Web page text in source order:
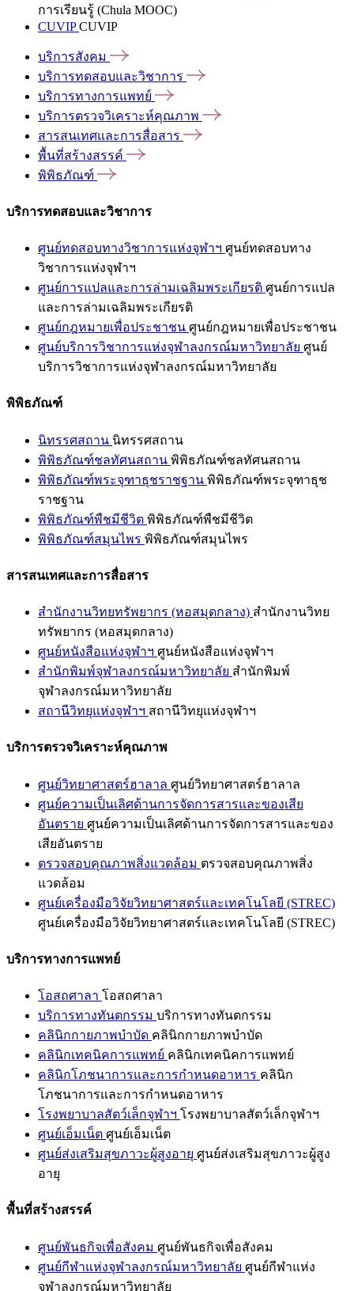
การเรียนรู้ (Chula MOOC)
CUVIPCUVIP
บริการสังคม
บริการทดสอบและวิชาการ
บริการทางการแพทย์
บริการตรวจวิเคราะห์คุณภาพ
สารสนเทศและการสื่อสาร
พื้นที่สร้างสรรค์
พิพิธภัณฑ์
บริการทดสอบและวิชาการ
ศูนย์ทดสอบทางวิชาการแห่งจุฬาฯ ศูนย์ทดสอบทาง
วิชาการแห่งจุฬาฯ
ศูนย์การแปลและการล่ามเฉลิมพระเกียรติ ศูนย์การแปล
และการล่ามเฉลิมพระเกียรติ
ศูนย์กฎหมายเพื่อประชาชน ศูนย์กฎหมายเพื่อประชาชน
ศูนย์บริการวิชาการแห่งจุฬาลงกรณ์มหาวิทยาลัย ศูนย์
บริการวิชาการแห่งจุฬาลงกรณ์มหาวิทยาลัย
พิพิธภัณฑ์
นิทรรศสถาน นิทรรศสถาน
พิพิธภัณฑ์ชลทัศนสถาน พิพิธภัณฑ์ชลทัศนสถาน
พิพิธภัณฑ์พระจุฑาธุชราชฐาน พิพิธภัณฑ์พระจุฑาธุช
ราชฐาน
พิพิธภัณฑ์พืชมีชีวิต พิพิธภัณฑ์พืชมีชีวิต
พิพิธภัณฑ์สมุนไพร พิพิธภัณฑ์สมุนไพร
สารสนเทศและการสื่อสาร
สำนักงานวิทยทรัพยากร (หอสมุดกลาง) สำนักงานวิทย
ทรัพยากร (หอสมุดกลาง)
ศูนย์หนังสือแห่งจุฬาฯ ศูนย์หนังสือแห่งจุฬาฯ
สำนักพิมพ์จุฬาลงกรณ์มหาวิทยาลัย สำนักพิมพ์
จุฬาลงกรณ์มหาวิทยาลัย
สถานีวิทยุแห่งจุฬาฯ สถานีวิทยุแห่งจุฬาฯ
บริการตรวจวิเคราะห์คุณภาพ
ศูนย์วิทยาศาสตร์ฮาลาล ศูนย์วิทยาศาสตร์ฮาลาล
ศูนย์ความเป็นเลิศด้านการจัดการสารและของเสีย
อันตราย ศูนย์ความเป็นเลิศด้านการจัดการสารและของ
เสียอันตราย
ตรวจสอบคุณภาพสิ่งแวดล้อม ตรวจสอบคุณภาพสิ่ง
แวดล้อม
ศูนย์เครื่องมือวิจัยวิทยาศาสตร์และเทคโนโลยี (STREC)
ศูนย์เครื่องมือวิจัยวิทยาศาสตร์และเทคโนโลยี (STREC)
บริการทางการแพทย์
โอสถศาลา โอสถศาลา
บริการทางทันตกรรม บริการทางทันตกรรม
คลินิกกายภาพบำบัด คลินิกกายภาพบำบัด
คลินิกเทคนิคการแพทย์ คลินิกเทคนิคการแพทย์
คลินิกโภชนาการและการกำหนดอาหาร คลินิก
โภชนาการและการกำหนดอาหาร
โรงพยาบาลสัตว์เล็กจุฬาฯ โรงพยาบาลสัตว์เล็กจุฬาฯ
ศูนย์เอ็มเน็ต ศูนย์เอ็มเน็ต
ศูนย์ส่งเสริมสุขภาวะผู้สูงอายุ ศูนย์ส่งเสริมสุขภาวะผู้สูง
อายุ
พื้นที่สร้างสรรค์
ศูนย์พันธกิจเพื่อสังคม ศูนย์พันธกิจเพื่อสังคม
ศูนย์กีฬาแห่งจุฬาลงกรณ์มหาวิทยาลัย ศูนย์กีฬาแห่ง
จุฬาลงกรณ์มหาวิทยาลัย